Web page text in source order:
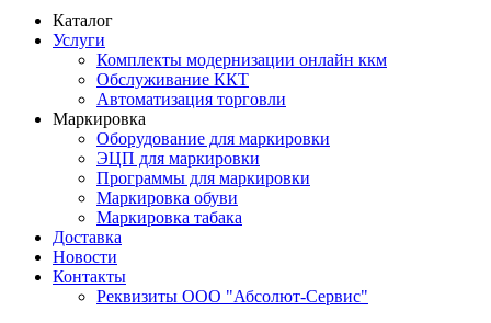
Каталог
Услуги
Комплекты модернизации онлайн ккм
Обслуживание ККТ
Автоматизация торговли
Маркировка
Оборудование для маркировки
ЭЦП для маркировки
Программы для маркировки
Маркировка обуви
Маркировка табака
Доставка
Новости
Контакты
Реквизиты ООО "Абсолют-Сервис"